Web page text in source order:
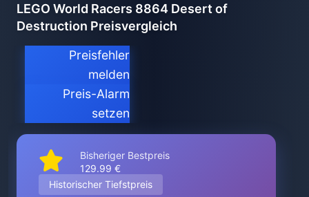
LEGO World Racers 8864 Desert of
Destruction Preisvergleich
Preisfehler
melden
Preis-Alarm
setzen
Bisheriger Bestpreis
129.99 €
Historischer Tiefstpreis